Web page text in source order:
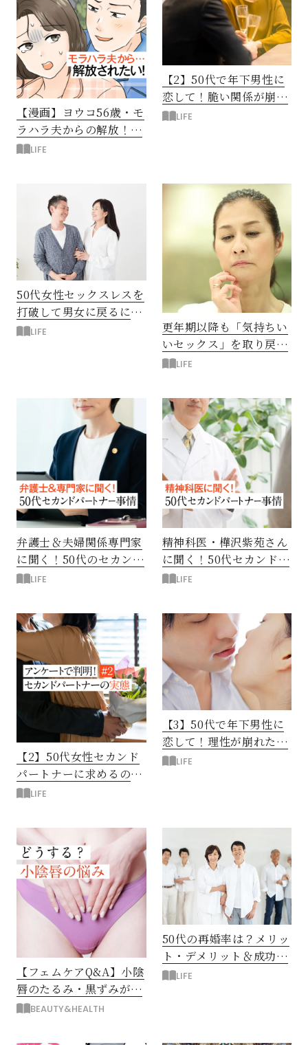
【漫画】ヨウコ56歳・モ
ラハラ夫からの解放！自
分を取り戻す挑戦
LIFE
【2】50代で年下男性に
恋して！脆い関係が崩れ
た夜LIFE
50代女性セックスレスを
打破して男女に戻るに
は？LIFE
更年期以降も「気持ちい
いセックス」を取り戻す
コツ！性交痛を克服
LIFE
弁護士＆夫婦関係専門家
に聞く！50代のセカンド
パートナー事情
LIFE
精神科医・樺沢紫苑さん
に聞く！50代セカンドパ
ートナー流行の背景
LIFE
【2】50代女性セカンド
パートナーに求めるの
は？本音と欲望！アンケ
LIFE
【3】50代で年下男性に
恋して！理性が崩れたキ
スLIFE
【フェムケアQ&A】小陰
唇のたるみ・黒ずみが気
になる…どうすればい
BEAUTY&HEALTH
50代の再婚率は？メリッ
ト・デメリット＆成功の
秘訣LIFE